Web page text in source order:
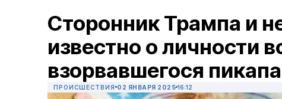
Сторонник Трампа и
известно о личности
взорвавшегося
ПРОИСШЕСТВИЯ 02 ЯНВАРЯ 2025 16:12